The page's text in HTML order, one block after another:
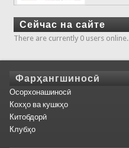
Сейчас на сайте
There are currently 0 users online.
Фарҳангшиносӣ
Осорхонашиносӣ
Кохҳо ва кушкҳо
Китобдорӣ
Клубҳо